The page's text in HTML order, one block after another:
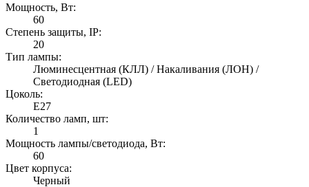
Мощность, Вт:
60
Степень защиты, IP:
20
Тип лампы:
Люминесцентная (КЛЛ) / Накаливания (ЛОН) /
Светодиодная (LED)
Цоколь:
E27
Количество ламп, шт:
1
Мощность лампы/светодиода, Вт:
60
Цвет корпуса:
Черный